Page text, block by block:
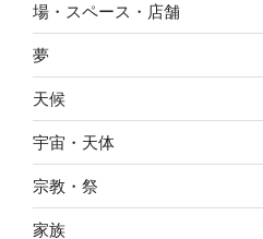
場・スペース・店舗
夢
天候
宇宙・天体
宗教・祭
家族